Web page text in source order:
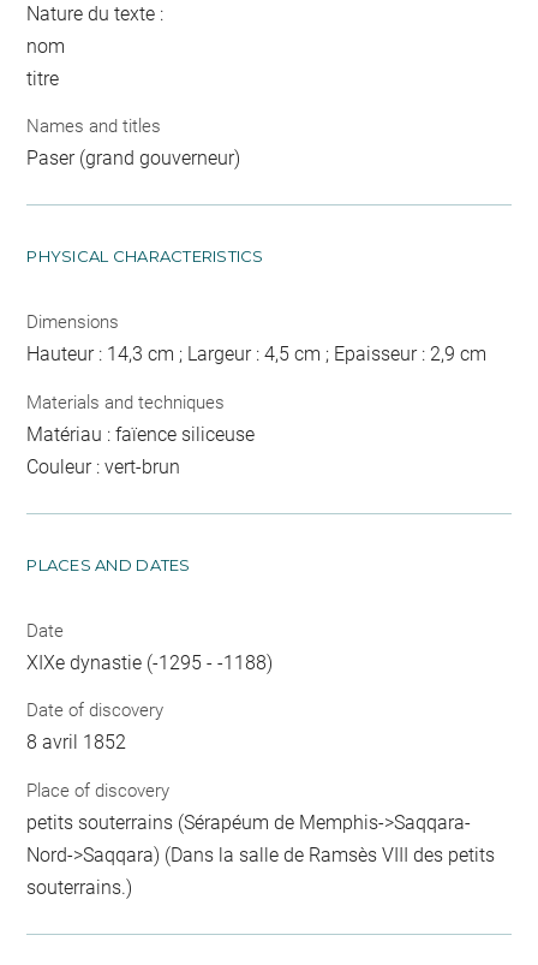
Nature du texte :
nom
titre
Names and titles
Paser (grand gouverneur)
PHYSICAL CHARACTERISTICS
Dimensions
Hauteur : 14,3 cm ; Largeur : 4,5 cm ; Epaisseur : 2,9 cm
Materials and techniques
Matériau : faïence siliceuse
Couleur : vert-brun
PLACES AND DATES
Date
XIXe dynastie (-1295 - -1188)
Date of discovery
8 avril 1852
Place of discovery
petits souterrains (Sérapéum de Memphis->Saqqara-
Nord->Saqqara) (Dans la salle de Ramsès VIII des petits
souterrains.)